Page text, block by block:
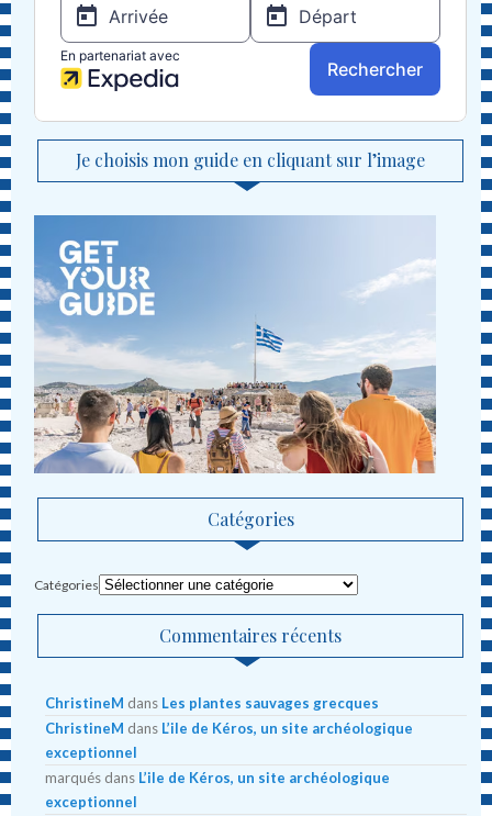
Je choisis mon guide en cliquant sur l’image
Catégories
Catégories
Commentaires récents
ChristineM dans Les plantes sauvages grecques
ChristineM dans L’ile de Kéros, un site archéologique
exceptionnel
marqués dans L’ile de Kéros, un site archéologique
exceptionnel